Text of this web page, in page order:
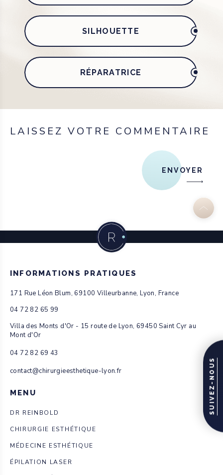
SUIVEZ-NOUS
SILHOUETTE
RÉPARATRICE
LAISSEZ VOTRE COMMENTAIRE
ENVOYER
INFORMATIONS PRATIQUES
171 Rue Léon Blum, 69100 Villeurbanne, Lyon, France
04 72 82 65 99
Villa des Monts d'Or - 15 route de Lyon, 69450 Saint Cyr au
Mont d'Or
04 72 82 69 43
contact@chirurgieesthetique-lyon.fr
MENU
DR REINBOLD
CHIRURGIE ESTHÉTIQUE
MÉDECINE ESTHÉTIQUE
ÉPILATION LASER